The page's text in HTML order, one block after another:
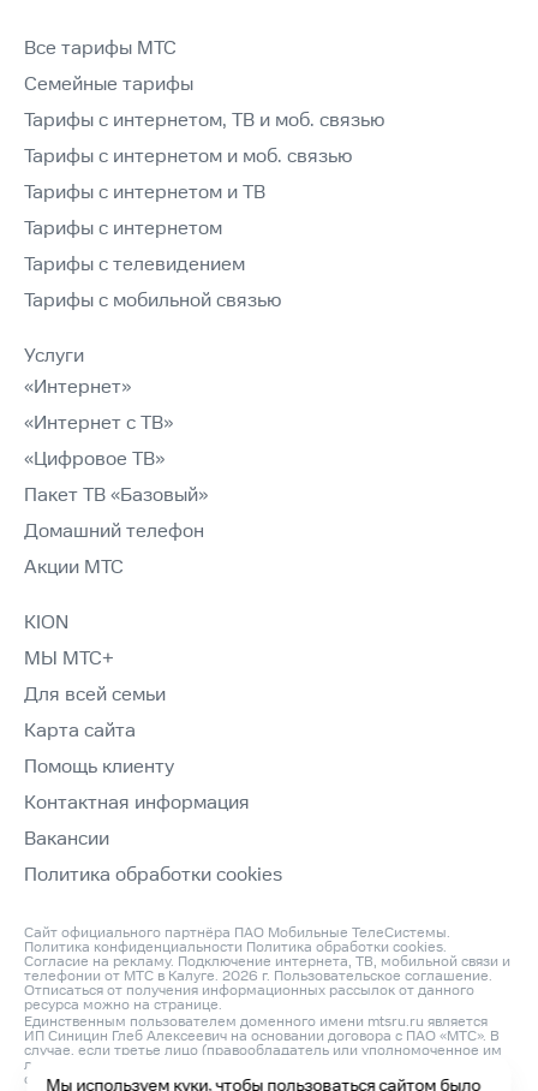
Все тарифы МТС
Семейные тарифы
Тарифы с интернетом, ТВ и моб. связью
Тарифы с интернетом и моб. связью
Тарифы с интернетом и ТВ
Тарифы с интернетом
Тарифы с телевидением
Тарифы с мобильной связью
Услуги
«Интернет»
«Интернет с ТВ»
«Цифровое ТВ»
Пакет ТВ «Базовый»
Домашний телефон
Акции МТС
KION
МЫ МТС+
Для всей семьи
Карта сайта
Помощь клиенту
Контактная информация
Вакансии
Политика обработки cookies
Сайт официального партнёра ПАО Мобильные ТелеСистемы.
Политика конфиденциальности Политика обработки cookies.
Согласие на рекламу. Подключение интернета, ТВ, мобильной связи и
телефонии от МТС в Калуге. 2026 г. Пользовательское соглашение.
Отписаться от получения информационных рассылок от данного
ресурса можно на странице.
Единственным пользователем доменного имени mtsru.ru является
ИП Синицин Глеб Алексеевич на основании договора с ПАО «МТС». В
случае, если третье лицо (правообладатель или уполномоченное им
лицо) считает, что его права на объект интеллектуальной
собственности нарушаются, он может направить претензию
Мы используем куки, чтобы пользоваться сайтом было